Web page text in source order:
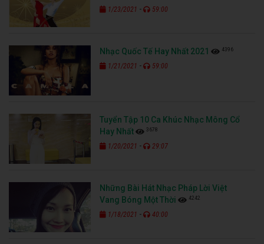
1/23/2021 - 59:00
Nhạc Quốc Tế Hay Nhất 2021 4396
1/21/2021 - 59:00
Tuyển Tập 10 Ca Khúc Nhạc Mông Cổ
Hay Nhất
3678
1/20/2021 - 29:07
Những Bài Hát Nhạc Pháp Lời Việt
Vang Bóng Một Thời
4242
1/18/2021 - 40:00